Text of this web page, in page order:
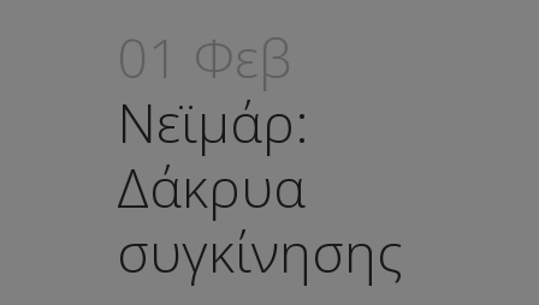
01 Φεβ
Νεϊμάρ:
Δάκρυα
συγκίνησης